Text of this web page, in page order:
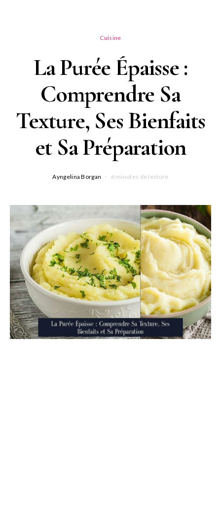
Cuisine
La Purée Épaisse :
Comprendre Sa
Texture, Ses Bienfaits
et Sa Préparation
Ayngelina Borgan 6 minutes de lecture